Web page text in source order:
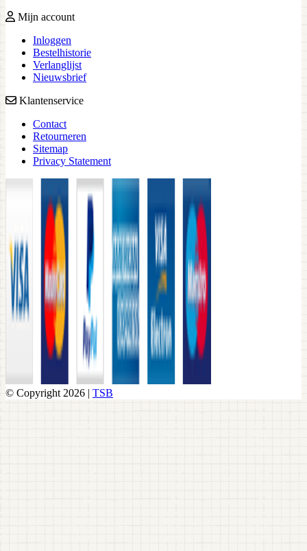
Mijn account
Inloggen
Bestelhistorie
Verlanglijst
Nieuwsbrief
Klantenservice
Contact
Retourneren
Sitemap
Privacy Statement
© Copyright 2026 | TSB